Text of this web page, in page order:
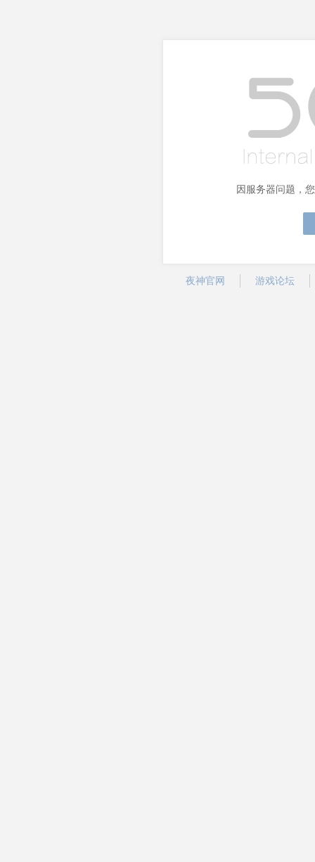
因服务器问题，
夜神官网 游戏论坛